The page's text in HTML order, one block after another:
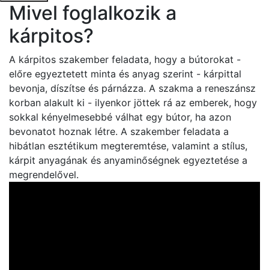
Mivel foglalkozik a
kárpitos?
A kárpitos szakember feladata, hogy a bútorokat -
előre egyeztetett minta és anyag szerint - kárpittal
bevonja, díszítse és párnázza. A szakma a reneszánsz
korban alakult ki - ilyenkor jöttek rá az emberek, hogy
sokkal kényelmesebbé válhat egy bútor, ha azon
bevonatot hoznak létre. A szakember feladata a
hibátlan esztétikum megteremtése, valamint a stílus,
kárpit anyagának és anyaminőségnek egyeztetése a
megrendelővel.